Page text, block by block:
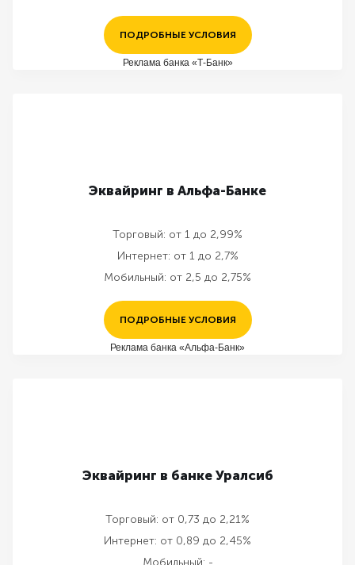
ПОДРОБНЫЕ УСЛОВИЯ
Реклама банка «Т-Банк»
Эквайринг в Альфа-Банке
Торговый: от 1 до 2,99%
Интернет: от 1 до 2,7%
Мобильный: от 2,5 до 2,75%
ПОДРОБНЫЕ УСЛОВИЯ
Реклама банка «Альфа-Банк»
Эквайринг в банке Уралсиб
Торговый: от 0,73 до 2,21%
Интернет: от 0,89 до 2,45%
Мобильный: -